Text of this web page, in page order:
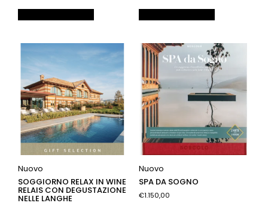
Nuovo
SOGGIORNO RELAX IN WINE
RELAIS CON DEGUSTAZIONE
NELLE LANGHE
Nuovo
SPA DA SOGNO
€1.150,00